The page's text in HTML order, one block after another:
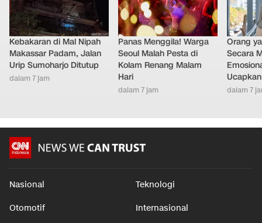
Kebakaran di Mal Nipah
Makassar Padam, Jalan
Urip Sumoharjo Ditutup
dalam 7 jam
Panas Menggila! Warga
Seoul Malah Pesta di
Kolam Renang Malam
Hari
dalam 7 jam
Orang
Secara
dalam 7
Nasional Teknologi
Otomotif Internasional